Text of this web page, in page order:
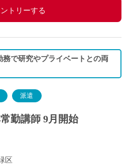
トリーする
務で研究やプライベートとの両
派遣
勤講師 9月開始
区